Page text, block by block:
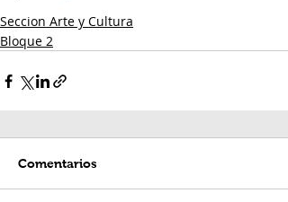
Seccion Arte y Cultura
Bloque 2
Comentarios